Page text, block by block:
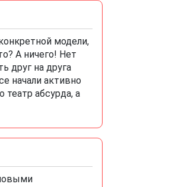
модели,
А ничего! Нет
друг на друга
начали активно
театр абсурда, а